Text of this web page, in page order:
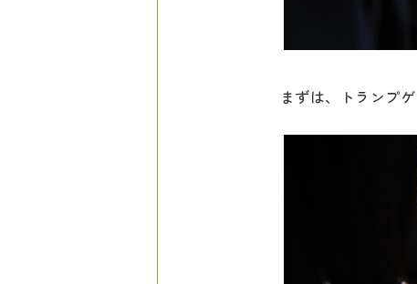
まずは、トランプ